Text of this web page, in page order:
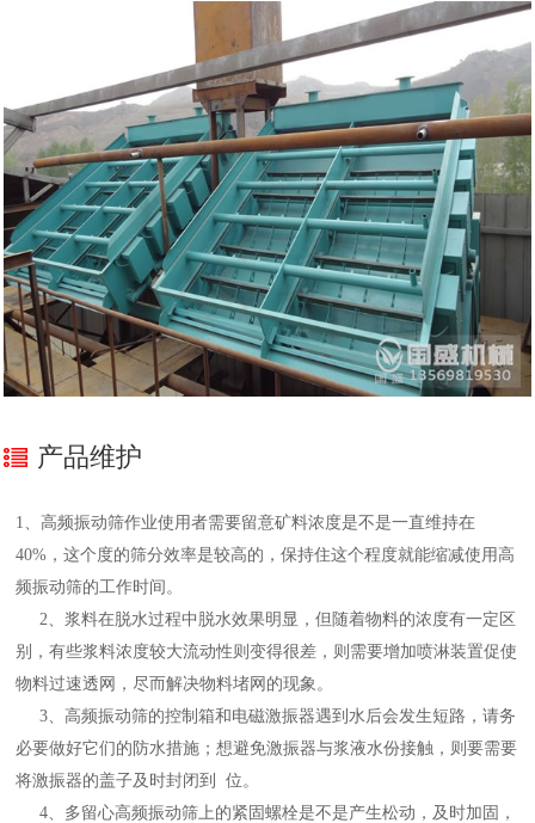
产品维护
1、高频振动筛作业使用者需要留意矿料浓度是不是一直维持在
40%，这个度的筛分效率是较高的，保持住这个程度就能缩减使用高
频振动筛的工作时间。
2、浆料在脱水过程中脱水效果明显，但随着物料的浓度有一定区
别，有些浆料浓度较大流动性则变得很差，则需要增加喷淋装置促使
物料过速透网，尽而解决物料堵网的现象。
3、高频振动筛的控制箱和电磁激振器遇到水后会发生短路，请务
必要做好它们的防水措施；想避免激振器与浆液水份接触，则要需要
将激振器的盖子及时封闭到 位。
4、多留心高频振动筛上的紧固螺栓是不是产生松动，及时加固，